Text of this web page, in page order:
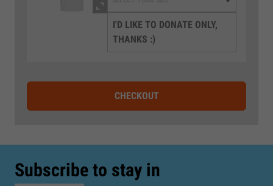
I'D LIKE TO DONATE ONLY,
THANKS :)
CHECKOUT
Subscribe to stay in